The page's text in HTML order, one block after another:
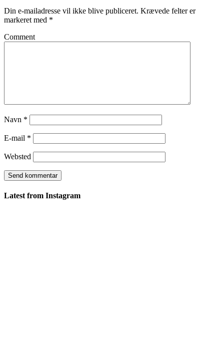
Din e-mailadresse vil ikke blive publiceret. Krævede felter er
markeret med *
Comment
Navn *
E-mail *
Websted
Latest from Instagram